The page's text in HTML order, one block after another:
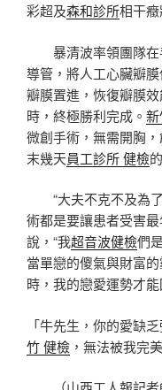
彩超及森和診所相干癥
暴清波率領團隊
導管，將人工心臟瓣
瓣膜置進，恢復瓣膜
時，終極勝利完成。
微創手術，無需開胸，
末幾天員工診所 健檢
“大夫不克不及為
術都是要讓患者受害
說，“我超音波健檢們
當單戀的傻氣與財富
時，我的戀愛運勢才
「牛先生，你的愛缺
竹 健檢 ，無法被我完